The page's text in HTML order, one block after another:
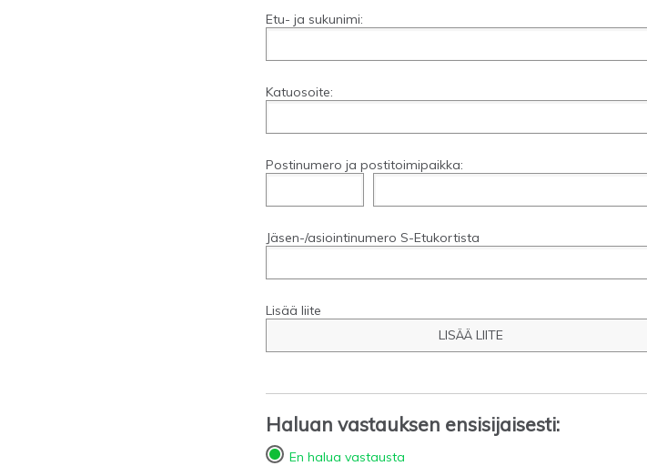
Etu- ja sukunimi:
Katuosoite:
Postinumero ja postitoimipaikka:
Jäsen-/asiointinumero S-Etukortista
Lisää liite
LISÄÄ LIITE
Haluan vastauksen ensisijaisesti:
En halua vastausta